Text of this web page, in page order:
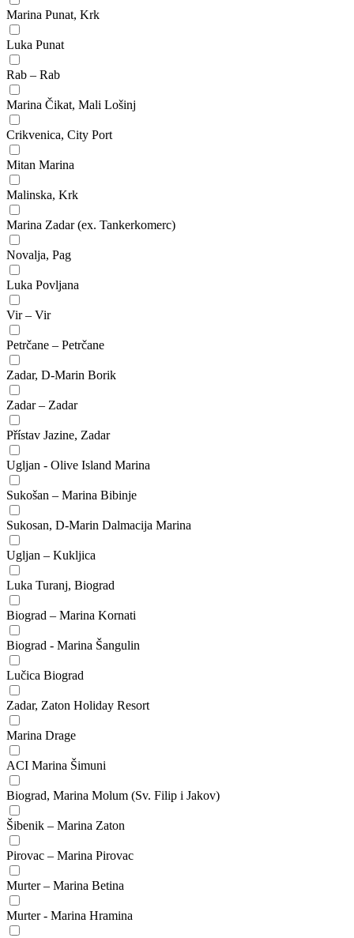
Marina Punat, Krk
Luka Punat
Rab – Rab
Marina Čikat, Mali Lošinj
Crikvenica, City Port
Mitan Marina
Malinska, Krk
Marina Zadar (ex. Tankerkomerc)
Novalja, Pag
Luka Povljana
Vir – Vir
Petrčane – Petrčane
Zadar, D-Marin Borik
Zadar – Zadar
Přístav Jazine, Zadar
Ugljan - Olive Island Marina
Sukošan – Marina Bibinje
Sukosan, D-Marin Dalmacija Marina
Ugljan – Kukljica
Luka Turanj, Biograd
Biograd – Marina Kornati
Biograd - Marina Šangulin
Lučica Biograd
Zadar, Zaton Holiday Resort
Marina Drage
ACI Marina Šimuni
Biograd, Marina Molum (Sv. Filip i Jakov)
Šibenik – Marina Zaton
Pirovac – Marina Pirovac
Murter – Marina Betina
Murter - Marina Hramina